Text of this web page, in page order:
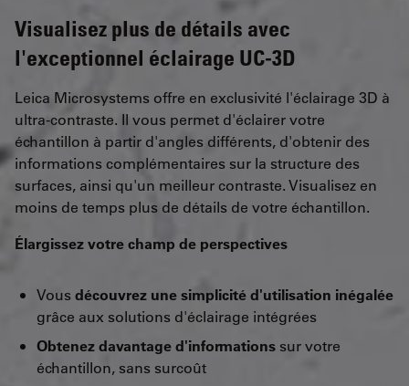
Visualisez plus de détails avec
l'exceptionnel éclairage UC-3D
Leica Microsystems offre en exclusivité l'éclairage 3D à
ultra-contraste. Il vous permet d'éclairer votre
échantillon à partir d'angles différents, d'obtenir des
informations complémentaires sur la structure des
surfaces, ainsi qu'un meilleur contraste. Visualisez en
moins de temps plus de détails de votre échantillon.
Élargissez votre champ de perspectives
Vous découvrez une simplicité d'utilisation inégalée
grâce aux solutions d'éclairage intégrées
Obtenez davantage d'informations sur votre
échantillon, sans surcoût